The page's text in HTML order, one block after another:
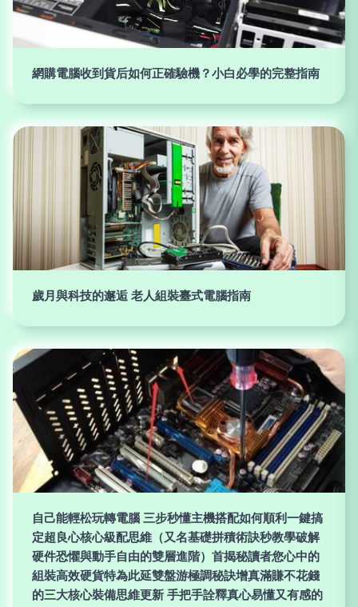
網購電腦收到貨后如何正確驗機？小白必學的完整指南
歲月與科技的邂逅 老人組裝臺式電腦指南
自己能輕松玩轉電腦 三步秒懂主機搭配如何順利一鍵搞
定超良心核心級配思維（又名基礎拼積術訣秒教學破解
硬件恐懼與動手自由的雙層進階）首揭秘讀者您心中的
組裝高效硬貨特為此延雙盤游極調秘訣增真滿賺不花錢
的三大核心裝備思維更新 手把手詮釋真心易懂又有感的